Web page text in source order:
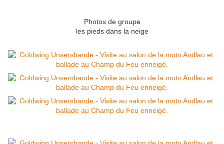
Photos de groupe
les pieds dans la neige